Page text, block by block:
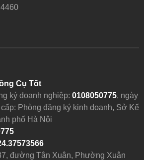
Cụ Tốt
ký doanh nghiệp: 0108050775, ngày
Phòng đăng ký kinh doanh, Sở Kế
phố Hà Nội
đường Tân Xuân, Phường Xuân